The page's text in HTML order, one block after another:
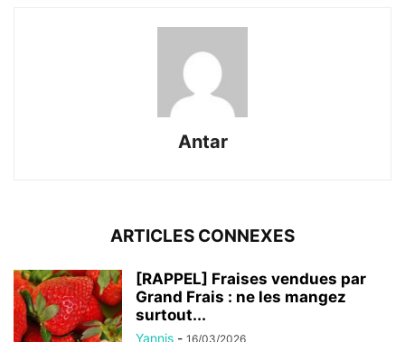
Antar
ARTICLES CONNEXES
[RAPPEL] Fraises vendues par
Grand Frais : ne les mangez
surtout...
Yannis - 16/03/2026